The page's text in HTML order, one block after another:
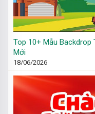
Top 10+ Mẫu Backdrop
Mới
18/06/2026